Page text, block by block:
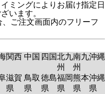
ミングによりお届け指定日
います。
ご注文画面内のフリーフ
関西 中国 四国北九
州
南九
州
沖縄
滋賀
県
鳥取
県
徳島
県
福岡
県
熊本
県
沖縄
県